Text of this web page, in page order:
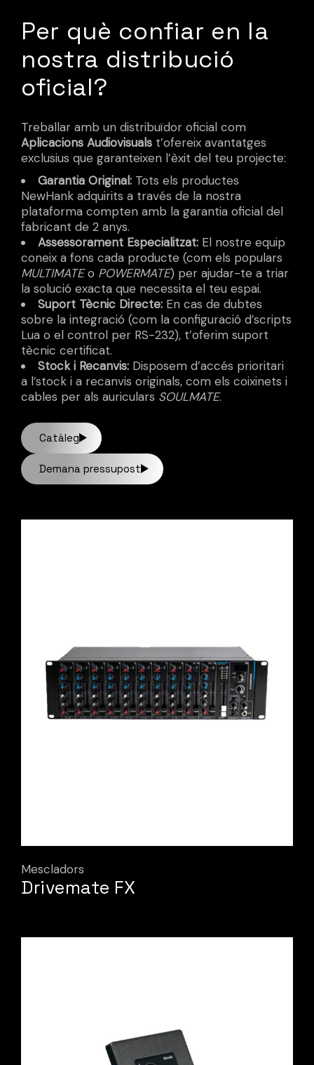
Per què confiar en la
nostra distribució
oficial?
Treballar amb un distribuïdor oficial com
Aplicacions Audiovisuals t’ofereix avantatges
exclusius que garanteixen l’èxit del teu projecte:
Garantia Original: Tots els productes
NewHank adquirits a través de la nostra
plataforma compten amb la garantia oficial del
fabricant de 2 anys.
Assessorament Especialitzat: El nostre equip
coneix a fons cada producte (com els populars
MULTIMATEo POWERMATE) per ajudar-te a triar
la solució exacta que necessita el teu espai.
Suport Tècnic Directe: En cas de dubtes
sobre la integració (com la configuració d’scripts
Lua o el control per RS-232), t’oferim suport
tècnic certificat.
Stock i Recanvis: Disposem d’accés prioritari
a l’stock i a recanvis originals, com els coixinets i
cables per als auriculars SOULMATE.
Catàleg
Demana pressupost
Mescladors
Drivemate FX